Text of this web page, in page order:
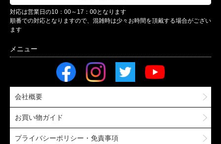
対応は営業日の10：00～17：00となります
順番での対応となりますので、混雑時は少々お時間を頂戴する場合がござい
ます
会社概要
お買い物ガイド
プライバシーポリシー・免責事項